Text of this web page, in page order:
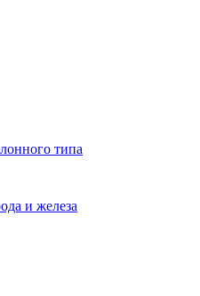
типа
и железа